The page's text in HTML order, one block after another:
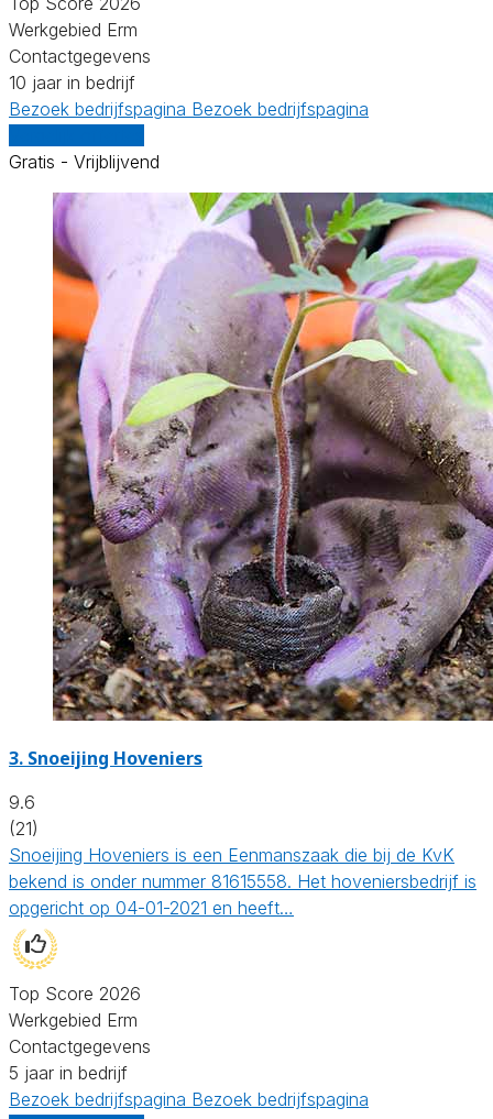
Werkgebied Erm
Contactgegevens
10 jaar in bedrijf
Bezoek bedrijfspagina Bezoek bedrijfspagina
Gratis - Vrijblijvend
3. Snoeijing Hoveniers
9.6
(21)
Snoeijing Hoveniers is een Eenmanszaak die bij de KvK
bekend is onder nummer 81615558. Het hoveniersbedrijf is
opgericht op 04-01-2021 en heeft…
Top Score 2026
Werkgebied Erm
Contactgegevens
5 jaar in bedrijf
Bezoek bedrijfspagina Bezoek bedrijfspagina